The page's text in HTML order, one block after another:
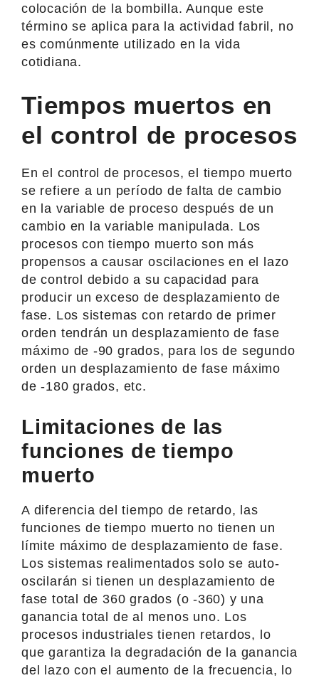
colocación de la bombilla. Aunque este
término se aplica para la actividad fabril, no
es comúnmente utilizado en la vida
cotidiana.
Tiempos muertos en
el control de procesos
En el control de procesos, el tiempo muerto
se refiere a un período de falta de cambio
en la variable de proceso después de un
cambio en la variable manipulada. Los
procesos con tiempo muerto son más
propensos a causar oscilaciones en el lazo
de control debido a su capacidad para
producir un exceso de desplazamiento de
fase. Los sistemas con retardo de primer
orden tendrán un desplazamiento de fase
máximo de -90 grados, para los de segundo
orden un desplazamiento de fase máximo
de -180 grados, etc.
Limitaciones de las
funciones de tiempo
muerto
A diferencia del tiempo de retardo, las
funciones de tiempo muerto no tienen un
límite máximo de desplazamiento de fase.
Los sistemas realimentados solo se auto-
oscilarán si tienen un desplazamiento de
fase total de 360 grados (o -360) y una
ganancia total de al menos uno. Los
procesos industriales tienen retardos, lo
que garantiza la degradación de la ganancia
del lazo con el aumento de la frecuencia, lo